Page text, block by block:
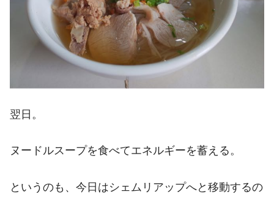
翌日。
ヌードルスープを食べてエネルギーを蓄える。
というのも、今日はシェムリアップへと移動するの